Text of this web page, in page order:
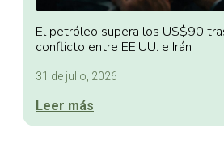
El petróleo supera los US$90
conflicto entre EE.UU. e Irán
31 de julio, 2026
Leer más